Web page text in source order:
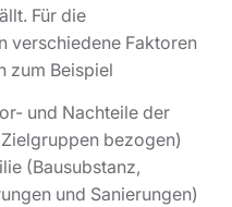
Für die
verschiedene Faktoren
zum Beispiel
und Nachteile der
bezogen)
(Bausubstanz,
und Sanierungen)